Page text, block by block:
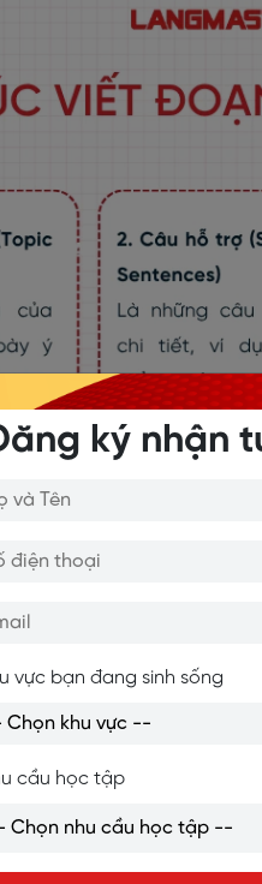
Cấu trúc viết đoạn
Anh chuyên nghiệp
tiếng Anh
tiếng Anh
tiếng Anh hay tuyển
ký nhận
vực bạn đang sinh sống
cầu học tập